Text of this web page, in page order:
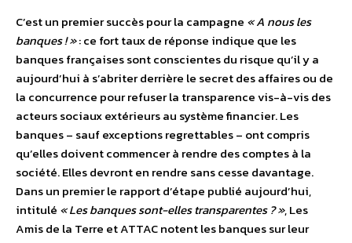
C’est un premier succès pour la campagne « A nous les
banques ! »: ce fort taux de réponse indique que les
banques françaises sont conscientes du risque qu’il y a
aujourd’hui à s’abriter derrière le secret des affaires ou de
la concurrence pour refuser la transparence vis-à-vis des
acteurs sociaux extérieurs au système financier. Les
banques – sauf exceptions regrettables – ont compris
qu’elles doivent commencer à rendre des comptes à la
société. Elles devront en rendre sans cesse davantage.
Dans un premier le rapport d’étape publié aujourd’hui,
intitulé « Les banques sont-elles transparentes ? », Les
Amis de la Terre et ATTAC notent les banques sur leur